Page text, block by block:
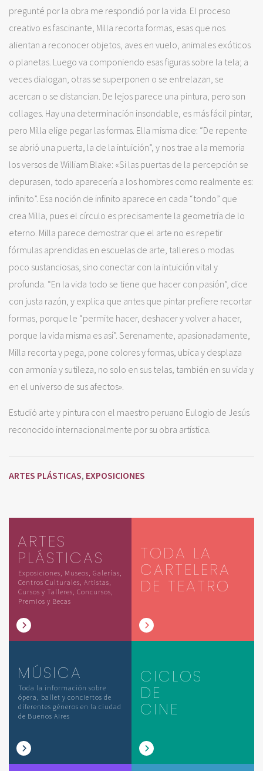
pregunté por la obra me respondió por la vida. El proceso
creativo es fascinante, Milla recorta formas, esas que nos
alientan a reconocer objetos, aves en vuelo, animales exóticos
o planetas. Luego va componiendo esas figuras sobre la tela; a
veces dialogan, otras se superponen o se entrelazan, se
acercan o se distancian. De lejos parece una pintura, pero son
collages. Hay una determinación insondable, es más fácil pintar,
pero Milla elige pegar las formas. Ella misma dice: “De repente
se abrió una puerta, la de la intuición”, y nos trae a la memoria
los versos de William Blake: «Si las puertas de la percepción se
depurasen, todo aparecería a los hombres como realmente es:
infinito”. Esa noción de infinito aparece en cada “tondo” que
crea Milla, pues el círculo es precisamente la geometría de lo
eterno. Milla parece demostrar que el arte no es repetir
fórmulas aprendidas en escuelas de arte, talleres o modas
poco sustanciosas, sino conectar con la intuición vital y
profunda. “En la vida todo se tiene que hacer con pasión”, dice
con justa razón, y explica que antes que pintar prefiere recortar
formas, porque le “permite hacer, deshacer y volver a hacer,
porque la vida misma es así”. Serenamente, apasionadamente,
Milla recorta y pega, pone colores y formas, ubica y desplaza
con armonía y sutileza, no solo en sus telas, también en su vida y
en el universo de sus afectos».
Estudió arte y pintura con el maestro peruano Eulogio de Jesús
reconocido internacionalmente por su obra artística.
ARTES PLÁSTICAS, EXPOSICIONES
ARTES
PLÁSTICAS
Exposiciones, Museos, Galerías,
Centros Culturales, Artistas,
Cursos y Talleres, Concursos,
Premios y Becas
TODA LA
CARTELERA
DE TEATRO
MÚSICA
Toda la información sobre
ópera, ballet y conciertos de
diferentes géneros en la ciudad
de Buenos Aires
CICLOS
DE
CINE